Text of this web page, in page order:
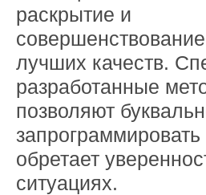
раскрытие и
лучших качеств.
разработанные
позволяют
обретает
ситуациях.